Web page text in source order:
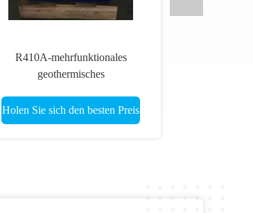
R410A-mehrfunktionales
geothermisches
zum von Automaticlly Entfrostung
zu wässern
Holen Sie sich den besten Preis